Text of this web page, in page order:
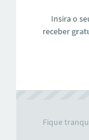
Insira o
receber
Fique